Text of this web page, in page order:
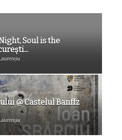
Soul is the
@ Castelul Banffz